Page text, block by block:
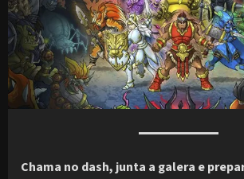
Chama no dash, junta a galera e